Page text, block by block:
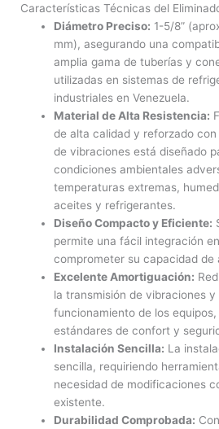
Características Técnicas del
Diámetro Preciso: 1-5/8”
mm), asegurando una
amplia gama de tuberías y
utilizadas en sistemas de
industriales en Venezuela.
Material de Alta Resistencia:
de alta calidad y reforzado
de vibraciones está diseñado
condiciones ambientales
temperaturas extremas,
aceites y refrigerantes.
Diseño Compacto y Eficiente:
permite una fácil integración
comprometer su capacidad de
Excelente Amortiguación:
la transmisión de vibraciones
funcionamiento de los
estándares de confort y
Instalación Sencilla: La
sencilla, requiriendo
necesidad de modificaciones
existente.
Durabilidad Comprobada: